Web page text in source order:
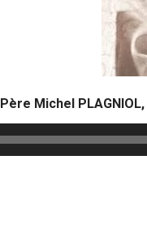
Père Michel PLAGNIOL,